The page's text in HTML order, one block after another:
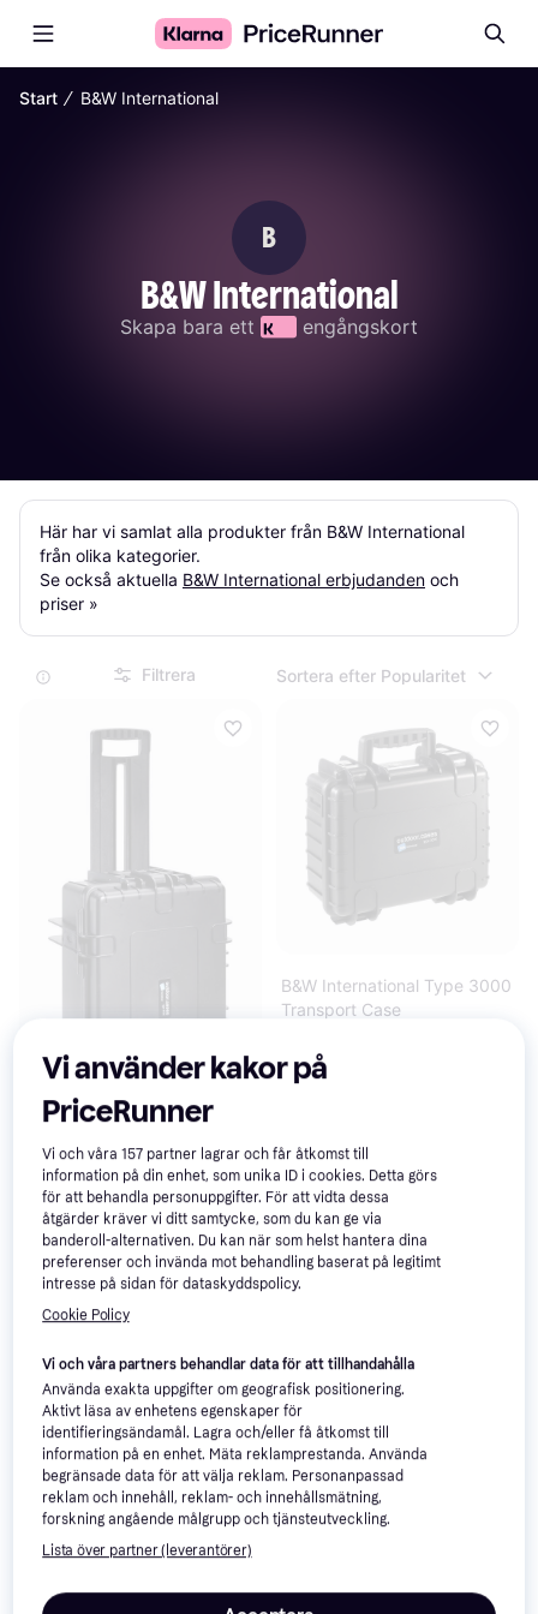
Start ∕ B&W International
B
B&W International
Skapa bara ett engångskort
Här har vi samlat alla produkter från B&W International
från olika kategorier.
Se också aktuella B&W International erbjudanden och
priser »
Filtrera Sortera efter Popularitet
B&W International
Outdoor.case type 6700
2 551 kr
Från 879 kr/mån
9+ butiker
B&W International Type 3000
Transport Case
925 kr
9+ butiker
4000/SI
Drone Bag TEX-221.Neo2 for
Vi använder kakor på
PriceRunner
Vi och våra157 partner lagrar och får åtkomst till
information på din enhet, som unika ID i cookies. Detta görs
för att behandla personuppgifter. För att vidta dessa
åtgärder kräver vi ditt samtycke, som du kan ge via
banderoll-alternativen. Du kan när som helst hantera dina
preferenser och invända mot behandling baserat på legitimt
intresse på sidan för dataskyddspolicy.
Cookie Policy
Vi och våra partners behandlar data för att tillhandahålla
Använda exakta uppgifter om geografisk positionering.
Aktivt läsa av enhetens egenskaper för
identifieringsändamål. Lagra och/eller få åtkomst till
information på en enhet. Mäta reklamprestanda. Använda
begränsade data för att välja reklam. Personanpassad
reklam och innehåll, reklam- och innehållsmätning,
forskning angående målgrupp och tjänsteutveckling.
Lista över partner (leverantörer)